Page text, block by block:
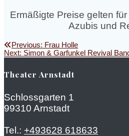
Ermäßigte Preise gelten
Azubis und
Previous: Previous
post:
Frau Holle
Next: Next
Simon & Garfunkel Revival
Theater Arnstadt
Schlossgarten 1
99310 Arnstadt
Tel.: +493628 618633